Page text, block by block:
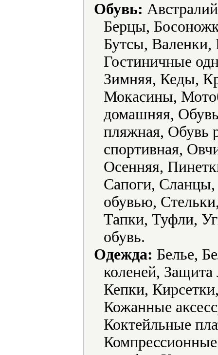
Обувь:
Берцы,
Бутсы, Валенки,
Гостиничные
Зимняя, Кеды,
Мокасины,
домашняя,
пляжная, Обувь
спортивная,
Осенняя,
Сапоги, Сланцы,
обувью,
Тапки, Туфли,
обувь.
Одежда: Белье,
коленей,
Кепки,
Кожанные
Коктейльные